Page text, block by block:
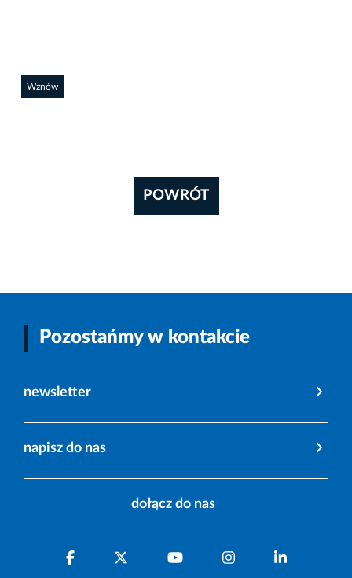
Wznów
POWRÓT
Pozostańmy w kontakcie
newsletter
napisz do nas
dołącz do nas